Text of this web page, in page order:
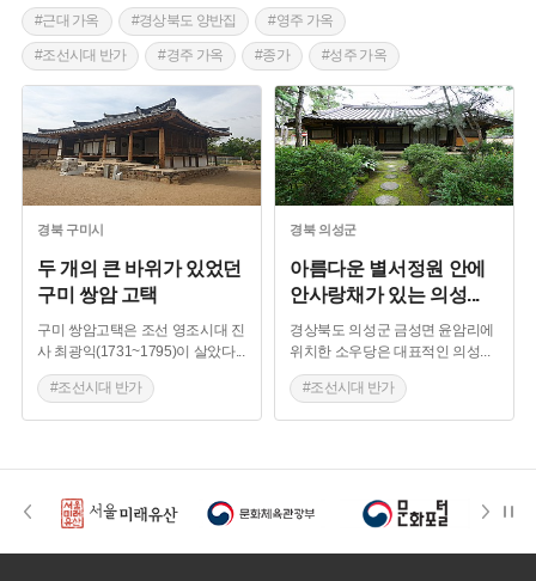
#석계종가 #김치 #전통음식 #물회
#구룡포 #고등어 #닭고기 #백숙
#오래된 식당 #꽁치
#근대 가옥
#경상북도 양반집 #영주 가옥
#조선시대 반가 #경주 가옥 #종가 #성주 가옥
#조선시대 양반집 #영양 가옥 #영덕 가옥
#안동 가옥 #경주 가볼만한곳 #영주 가볼만한곳
#역사여행 #포항 가볼만한곳 #힐링여행
#경상북도 가옥 #의성 가볼만한곳 #봉화 가옥
경북 구미시
두 개의 큰 바위가 있었던
구미 쌍암 고택
구미 쌍암고택은 조선 영조시대 진
사 최광익(1731~1795)이 살았다...
#조선시대 반가
#근대 가옥
경북의성군
아름다운 별서정원 안에
안사랑채가 있는 의성...
경상북도 의성군 금성면 윤암리에
위치한 소우당은 대표적인 의성...
#조선시대 반가
#경상북도 가옥